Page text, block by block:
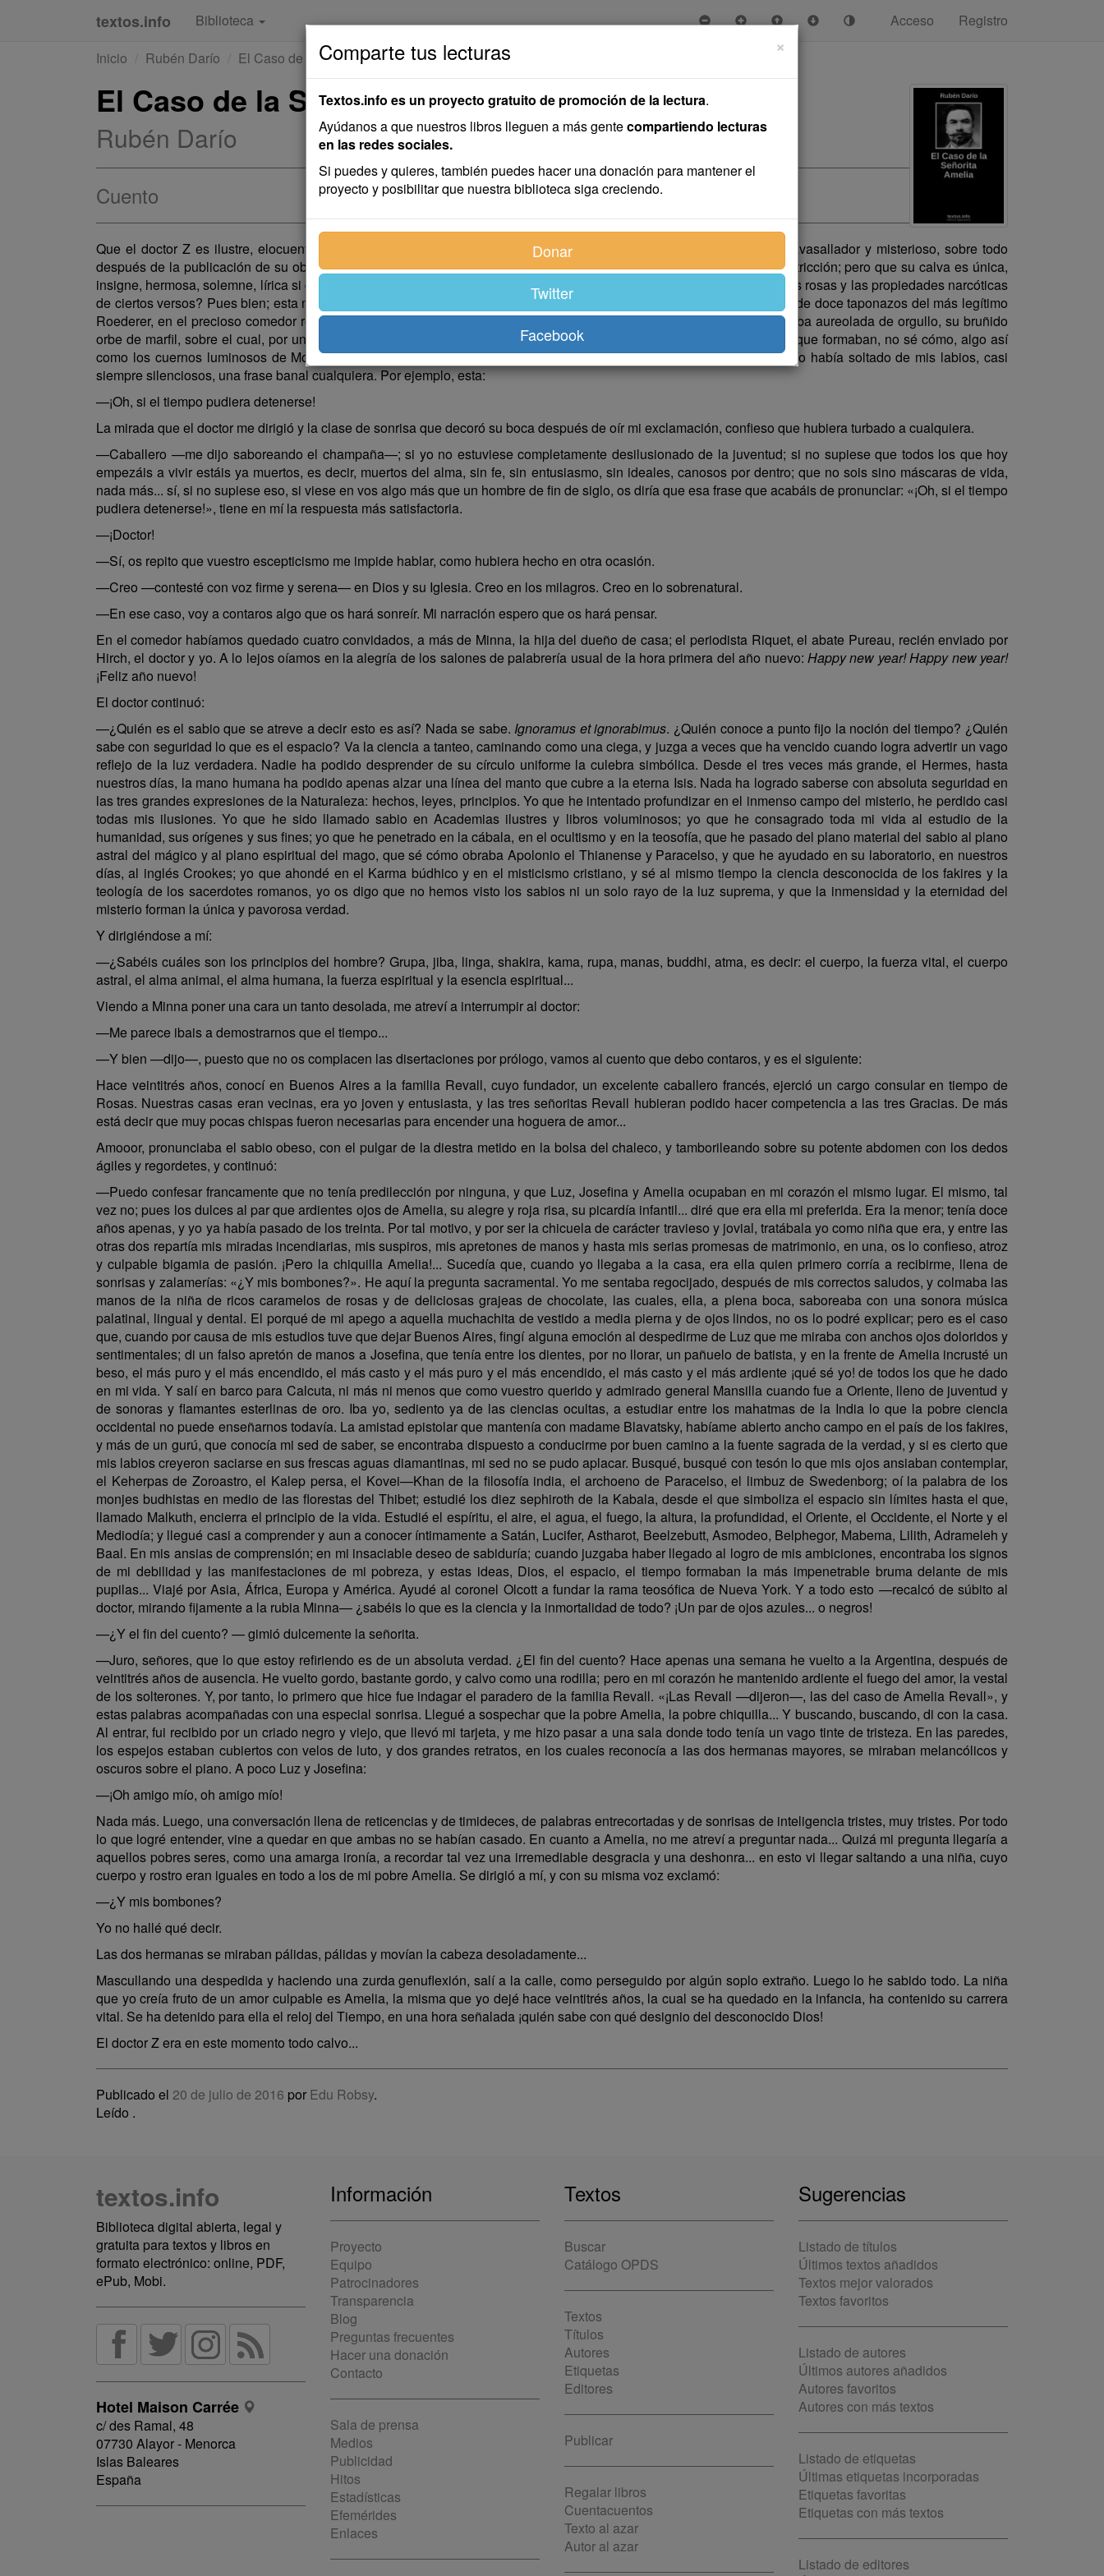
textos.info Biblioteca Acceso
Registro
Inicio
Rubén Darío El Caso de la Señorita Amelia
El Caso de la Señorita Amelia
Rubén Darío
Cuento
Que el doctor Z es ilustre, elocuente, conquistador; que su voz es profunda y vibrante al mismo tiempo, y su gesto avasallador y misterioso, sobre todo
después de la publicación de su obra sobreLa plástica de ensueño, quizás podríais negármelo o aceptármelo con restricción; pero que su calva es única,
insigne, hermosa, solemne, lírica si gustáis, ¡oh, eso nunca, estoy seguro! ¿Cómo negaríais la luz del sol, el aroma de las rosas y las propiedades narcóticas
de ciertos versos? Pues bien; esta noche pasada poco después de que saludamos el toque de las doce con una salva de doce taponazos del más legítimo
Roederer, en el precioso comedor rococó de ese sibarita de judío que se llama Lowensteinger, la calva del doctor alzaba aureolada de orgullo, su bruñido
orbe de marfil, sobre el cual, por un capricho de la luz, se veían sobre el cristal de un espejo las llamas de dos bujías que formaban, no sé cómo, algo así
como los cuernos luminosos de Moisés. El doctor enderezaba hacia mí sus grandes gestos y sus sabias palabras. Yo había soltado de mis labios, casi
siempre silenciosos, una frase banal cualquiera. Por ejemplo, esta:
—¡Oh, si el tiempo pudiera detenerse!
La mirada que el doctor me dirigió y la clase de sonrisa que decoró su boca después de oír mi exclamación, confieso que hubiera turbado a cualquiera.
—Caballero —me dijo saboreando el champaña—; si yo no estuviese completamente desilusionado de la juventud; si no supiese que todos los que hoy
empezáis a vivir estáis ya muertos, es decir, muertos del alma, sin fe, sin entusiasmo, sin ideales, canosos por dentro; que no sois sino máscaras de vida,
nada más... sí, si no supiese eso, si viese en vos algo más que un hombre de fin de siglo, os diría que esa frase que acabáis de pronunciar: «¡Oh, si el tiempo
pudiera detenerse!», tiene en mí la respuesta más satisfactoria.
—¡Doctor!
—Sí, os repito que vuestro escepticismo me impide hablar, como hubiera hecho en otra ocasión.
—Creo —contesté con voz firme y serena— en Dios y su Iglesia. Creo en los milagros. Creo en lo sobrenatural.
—En ese caso, voy a contaros algo que os hará sonreír. Mi narración espero que os hará pensar.
En el comedor habíamos quedado cuatro convidados, a más de Minna, la hija del dueño de casa; el periodista Riquet, el abate Pureau, recién enviado por
Hirch, el doctor y yo. A lo lejos oíamos en la alegría de los salones de palabrería usual de la hora primera del año nuevo: Happy new year! Happy new year!
¡Feliz año nuevo!
El doctor continuó:
—¿Quién es el sabio que se atreve a decir esto es así? Nada se sabe. Ignoramus et ignorabimus. ¿Quién conoce a punto fijo la noción del tiempo? ¿Quién
sabe con seguridad lo que es el espacio? Va la ciencia a tanteo, caminando como una ciega, y juzga a veces que ha vencido cuando logra advertir un vago
reflejo de la luz verdadera. Nadie ha podido desprender de su círculo uniforme la culebra simbólica. Desde el tres veces más grande, el Hermes, hasta
nuestros días, la mano humana ha podido apenas alzar una línea del manto que cubre a la eterna Isis. Nada ha logrado saberse con absoluta seguridad en
las tres grandes expresiones de la Naturaleza: hechos, leyes, principios. Yo que he intentado profundizar en el inmenso campo del misterio, he perdido casi
todas mis ilusiones. Yo que he sido llamado sabio en Academias ilustres y libros voluminosos; yo que he consagrado toda mi vida al estudio de la
humanidad, sus orígenes y sus fines; yo que he penetrado en la cábala, en el ocultismo y en la teosofía, que he pasado del plano material del sabio al plano
astral del mágico y al plano espiritual del mago, que sé cómo obraba Apolonio el Thianense y Paracelso, y que he ayudado en su laboratorio, en nuestros
días, al inglés Crookes; yo que ahondé en el Karma búdhico y en el misticismo cristiano, y sé al mismo tiempo la ciencia desconocida de los fakires y la
teología de los sacerdotes romanos, yo os digo que no hemos visto los sabios ni un solo rayo de la luz suprema, y que la inmensidad y la eternidad del
misterio forman la única y pavorosa verdad.
Y dirigiéndose a mí:
—¿Sabéis cuáles son los principios del hombre? Grupa, jiba, linga, shakira, kama, rupa, manas, buddhi, atma, es decir: el cuerpo, la fuerza vital, el cuerpo
astral, el alma animal, el alma humana, la fuerza espiritual y la esencia espiritual...
Viendo a Minna poner una cara un tanto desolada, me atreví a interrumpir al doctor:
—Me parece ibais a demostrarnos que el tiempo...
—Y bien —dijo—, puesto que no os complacen las disertaciones por prólogo, vamos al cuento que debo contaros, y es el siguiente:
Hace veintitrés años, conocí en Buenos Aires a la familia Revall, cuyo fundador, un excelente caballero francés, ejerció un cargo consular en tiempo de
Rosas. Nuestras casas eran vecinas, era yo joven y entusiasta, y las tres señoritas Revall hubieran podido hacer competencia a las tres Gracias. De más
está decir que muy pocas chispas fueron necesarias para encender una hoguera de amor...
Amooor, pronunciaba el sabio obeso, con el pulgar de la diestra metido en la bolsa del chaleco, y tamborileando sobre su potente abdomen con los dedos
ágiles y regordetes, y continuó:
—Puedo confesar francamente que no tenía predilección por ninguna, y que Luz, Josefina y Amelia ocupaban en mi corazón el mismo lugar. El mismo, tal
vez no; pues los dulces al par que ardientes ojos de Amelia, su alegre y roja risa, su picardía infantil... diré que era ella mi preferida. Era la menor; tenía doce
años apenas, y yo ya había pasado de los treinta. Por tal motivo, y por ser la chicuela de carácter travieso y jovial, tratábala yo como niña que era, y entre las
otras dos repartía mis miradas incendiarias, mis suspiros, mis apretones de manos y hasta mis serias promesas de matrimonio, en una, os lo confieso, atroz
y culpable bigamia de pasión. ¡Pero la chiquilla Amelia!... Sucedía que, cuando yo llegaba a la casa, era ella quien primero corría a recibirme, llena de
sonrisas y zalamerías: «¿Y mis bombones?». He aquí la pregunta sacramental. Yo me sentaba regocijado, después de mis correctos saludos, y colmaba las
manos de la niña de ricos caramelos de rosas y de deliciosas grajeas de chocolate, las cuales, ella, a plena boca, saboreaba con una sonora música
palatinal, lingual y dental. El porqué de mi apego a aquella muchachita de vestido a media pierna y de ojos lindos, no os lo podré explicar; pero es el caso
que, cuando por causa de mis estudios tuve que dejar Buenos Aires, fingí alguna emoción al despedirme de Luz que me miraba con anchos ojos doloridos y
sentimentales; di un falso apretón de manos a Josefina, que tenía entre los dientes, por no llorar, un pañuelo de batista, y en la frente de Amelia incrusté un
beso, el más puro y el más encendido, el más casto y el más puro y el más encendido, el más casto y el más ardiente ¡qué sé yo! de todos los que he dado
en mi vida. Y salí en barco para Calcuta, ni más ni menos que como vuestro querido y admirado general Mansilla cuando fue a Oriente, lleno de juventud y
de sonoras y flamantes esterlinas de oro. Iba yo, sediento ya de las ciencias ocultas, a estudiar entre los mahatmas de la India lo que la pobre ciencia
occidental no puede enseñarnos todavía. La amistad epistolar que mantenía con madame Blavatsky, habíame abierto ancho campo en el país de los fakires,
y más de un gurú, que conocía mi sed de saber, se encontraba dispuesto a conducirme por buen camino a la fuente sagrada de la verdad, y si es cierto que
mis labios creyeron saciarse en sus frescas aguas diamantinas, mi sed no se pudo aplacar. Busqué, busqué con tesón lo que mis ojos ansiaban contemplar,
el Keherpas de Zoroastro, el Kalep persa, el Kovei—Khan de la filosofía india, el archoeno de Paracelso, el limbuz de Swedenborg; oí la palabra de los
monjes budhistas en medio de las florestas del Thibet; estudié los diez sephiroth de la Kabala, desde el que simboliza el espacio sin límites hasta el que,
llamado Malkuth, encierra el principio de la vida. Estudié el espíritu, el aire, el agua, el fuego, la altura, la profundidad, el Oriente, el Occidente, el Norte y el
Mediodía; y llegué casi a comprender y aun a conocer íntimamente a Satán, Lucifer, Astharot, Beelzebutt, Asmodeo, Belphegor, Mabema, Lilith, Adrameleh y
Baal. En mis ansias de comprensión; en mi insaciable deseo de sabiduría; cuando juzgaba haber llegado al logro de mis ambiciones, encontraba los signos
de mi debilidad y las manifestaciones de mi pobreza, y estas ideas, Dios, el espacio, el tiempo formaban la más impenetrable bruma delante de mis
pupilas... Viajé por Asia, África, Europa y América. Ayudé al coronel Olcott a fundar la rama teosófica de Nueva York. Y a todo esto —recalcó de súbito al
doctor, mirando fijamente a la rubia Minna— ¿sabéis lo que es la ciencia y la inmortalidad de todo? ¡Un par de ojos azules... o negros!
—¿Y el fin del cuento? — gimió dulcemente la señorita.
—Juro, señores, que lo que estoy refiriendo es de un absoluta verdad. ¿El fin del cuento? Hace apenas una semana he vuelto a la Argentina, después de
veintitrés años de ausencia. He vuelto gordo, bastante gordo, y calvo como una rodilla; pero en mi corazón he mantenido ardiente el fuego del amor, la vestal
de los solterones. Y, por tanto, lo primero que hice fue indagar el paradero de la familia Revall. «¡Las Revall —dijeron—, las del caso de Amelia Revall», y
estas palabras acompañadas con una especial sonrisa. Llegué a sospechar que la pobre Amelia, la pobre chiquilla... Y buscando, buscando, di con la casa.
Al entrar, fui recibido por un criado negro y viejo, que llevó mi tarjeta, y me hizo pasar a una sala donde todo tenía un vago tinte de tristeza. En las paredes,
los espejos estaban cubiertos con velos de luto, y dos grandes retratos, en los cuales reconocía a las dos hermanas mayores, se miraban melancólicos y
oscuros sobre el piano. A poco Luz y Josefina:
—¡Oh amigo mío, oh amigo mío!
Nada más. Luego, una conversación llena de reticencias y de timideces, de palabras entrecortadas y de sonrisas de inteligencia tristes, muy tristes. Por todo
lo que logré entender, vine a quedar en que ambas no se habían casado. En cuanto a Amelia, no me atreví a preguntar nada... Quizá mi pregunta llegaría a
aquellos pobres seres, como una amarga ironía, a recordar tal vez una irremediable desgracia y una deshonra... en esto vi llegar saltando a una niña, cuyo
cuerpo y rostro eran iguales en todo a los de mi pobre Amelia. Se dirigió a mí, y con su misma voz exclamó:
—¿Y mis bombones?
Yo no hallé qué decir.
Las dos hermanas se miraban pálidas, pálidas y movían la cabeza desoladamente...
Mascullando una despedida y haciendo una zurda genuflexión, salí a la calle, como perseguido por algún soplo extraño. Luego lo he sabido todo. La niña
que yo creía fruto de un amor culpable es Amelia, la misma que yo dejé hace veintitrés años, la cual se ha quedado en la infancia, ha contenido su carrera
vital. Se ha detenido para ella el reloj del Tiempo, en una hora señalada ¡quién sabe con qué designio del desconocido Dios!
El doctor Z era en este momento todo calvo...
Publicado el 20 de julio de 2016 por Edu Robsy.
Leído .
textos.info
Biblioteca digital abierta, legal y
gratuita para textos y libros en
formato electrónico: online, PDF,
ePub, Mobi.
Hotel Maison Carrée
c/ des Ramal, 48
07730 Alayor - Menorca
Islas Baleares
España
Información
Proyecto
Equipo
Patrocinadores
Transparencia
Blog
Preguntas frecuentes
Hacer una donación
Contacto
Sala de prensa
Medios
Publicidad
Hitos
Estadísticas
Efemérides
Enlaces
Textos
Buscar
Catálogo OPDS
Textos
Títulos
Autores
Etiquetas
Editores
Publicar
Regalar libros
Cuentacuentos
Texto al azar
Autor al azar
Sugerencias
Listado de títulos
Últimos textos añadidos
Textos mejor valorados
Textos favoritos
Listado de autores
Últimos autores añadidos
Autores favoritos
Autores con más textos
Listado de etiquetas
Últimas etiquetas incorporadas
Etiquetas favoritas
Etiquetas con más textos
Listado de editores
×
Comparte tus lecturas
Textos.info es un proyecto gratuito de promoción de la lectura.
Ayúdanos a que nuestros libros lleguen a más gentecompartiendo lecturas
en las redes sociales.
Si puedes y quieres, también puedes hacer una donación para mantener el
proyecto y posibilitar que nuestra biblioteca siga creciendo.
Donar
Twitter
Facebook